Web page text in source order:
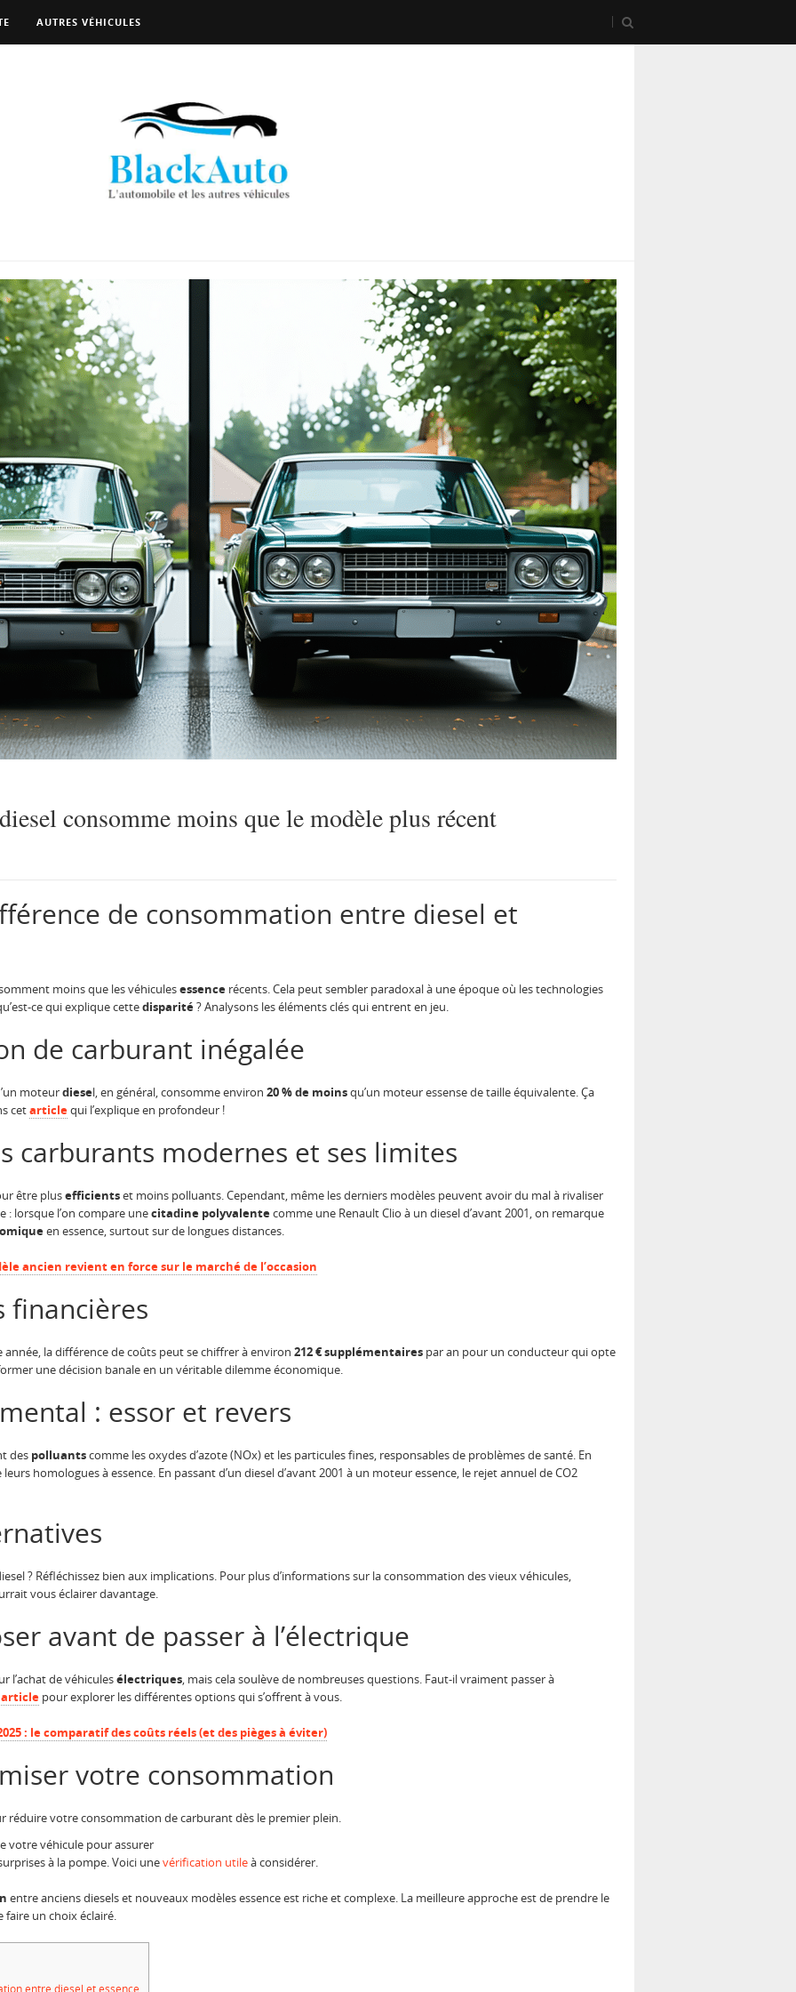
AUTRES VÉHICULES
consomme moins que le modèle plus récent
de consommation entre diesel et
moins que les véhiculesessence récents. Cela peut sembler paradoxal à une époque où les technologies
ce qui explique cettedisparité? Analysons les éléments clés qui entrent en jeu.
de carburant inégalée
moteurdiesel, en général, consomme environ 20 % de moinsqu’un moteur essense de taille équivalente. Ça
cetarticlequi l’explique en profondeur !
carburants modernes et ses limites
être plusefficientset moins polluants. Cependant, même les derniers modèles peuvent avoir du mal à rivaliser
: lorsque l’on compare unecitadine polyvalentecomme une Renault Clio à un diesel d’avant 2001, on remarque
en essence, surtout sur de longues distances.
ancien revient en force sur le marché de l’occasion
financières
année, la différence de coûts peut se chiffrer à environ 212 € supplémentaires par an pour un conducteur qui opte
une décision banale en un véritable dilemme économique.
: essor et revers
des polluantscomme les oxydes d’azote (NOx) et les particules fines, responsables de problèmes de santé. En
homologues à essence. En passant d’un diesel d’avant 2001 à un moteur essence, le rejet annuel de CO2
? Réfléchissez bien aux implications. Pour plus d’informations sur la consommation des vieux véhicules,
vous éclairer davantage.
avant de passer à l’électrique
l’achat de véhiculesélectriques, mais cela soulève de nombreuses questions. Faut-il vraiment passer à
article pour explorer les différentes options qui s’offrent à vous.
: le comparatif des coûts réels (et des pièges à éviter)
votre consommation
réduire votre consommation de carburant dès le premier plein.
votre véhicule pour assurer
à la pompe. Voici unevérification utileà considérer.
entre anciens diesels et nouveaux modèles essence est riche et complexe. La meilleure approche est de prendre le
faire un choix éclairé.
entre diesel et essence